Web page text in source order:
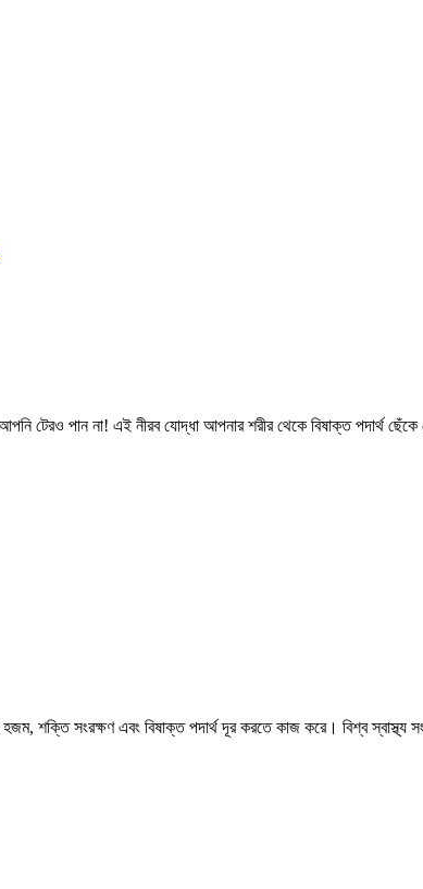
টেরও পান না! এই নীরব যোদ্ধা আপনার শরীর থেকে বিষাক্ত পদার্থ
শক্তি সংরক্ষণ এবং বিষাক্ত পদার্থ দূর করতে কাজ করে। বিশ্ব স্বাস্থ্য